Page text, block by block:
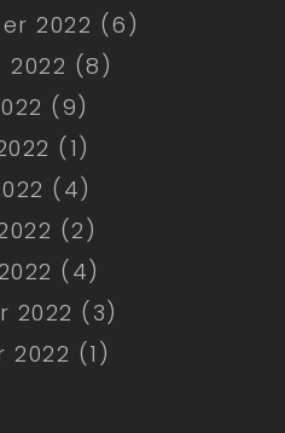
2022 (6)
2022 (8)
(9)
(1)
(4)
(2)
(4)
2022 (3)
2022 (1)